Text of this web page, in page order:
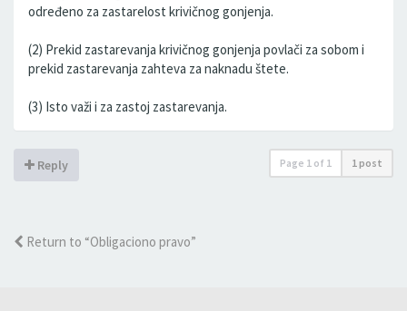
određeno za zastarelost krivičnog gonjenja.
(2) Prekid zastarevanja krivičnog gonjenja povlači za sobom i
prekid zastarevanja zahteva za naknadu štete.
(3) Isto važi i za zastoj zastarevanja.
Reply Page 1 of 1 1 post
Return to “Obligaciono pravo”